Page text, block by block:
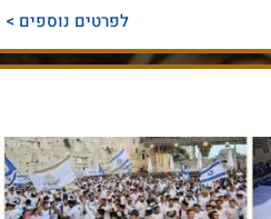
לפרטים נוספים >